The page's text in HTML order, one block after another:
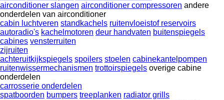
airconditioner slangen airconditioner compressoren andere
onderdelen van airconditioner
cabin luchtveren standkachels ruitenvloeistof reservoirs
autoradio's kachelmotoren deur handvaten buitenspiegels
cabines vensterruiten
zijruiten
achteruitkijkspiegels spoilers stoelen cabinekantelpompen
ruitenwissermechanismen trottoirspiegels overige cabine
onderdelen
carrosserie onderdelen
spatboorden bumpers treeplanken radiator grills